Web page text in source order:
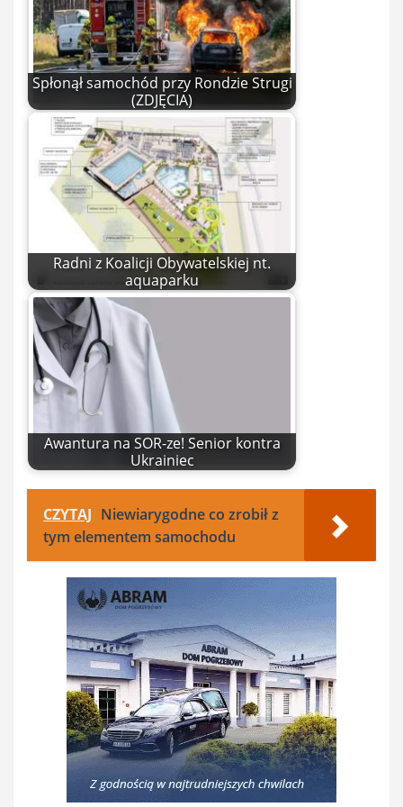
Spłonął samochód przy Rondzie Strugi
(ZDJĘCIA)
Radni z Koalicji Obywatelskiej nt.
aquaparku
Awantura na SOR-ze! Senior kontra
Ukrainiec
CZYTAJ Niewiarygodne co zrobił z
tym elementem samochodu